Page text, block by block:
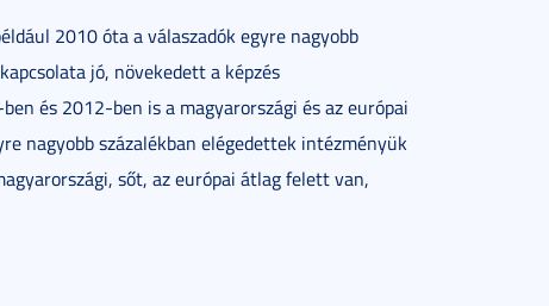
2010 óta a válaszadók egyre nagyobb
jó, növekedett a képzés
és 2012-ben is a magyarországi és az európai
nagyobb százalékban elégedettek intézményük
sőt, az európai átlag felett van,